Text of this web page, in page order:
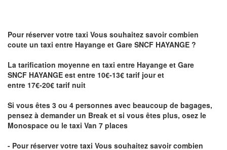
Pour réserver votre taxi Vous souhaitez savoircombien
coute un taxi entre Hayange et Gare SNCF HAYANGE ?
La tarification moyenne en taxi entre Hayange et Gare
SNCF HAYANGE est entre 10€-13€ tarif jour et
entre 17€-20€ tarif nuit
Si vous êtes 3 ou 4 personnes avec beaucoup de bagages,
pensez à demander un Break et si vous êtes plus, osez le
Monospace ou le taxi Van 7 places
- Pour réserver votre taxi Vous souhaitez savoircombien